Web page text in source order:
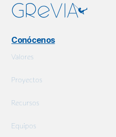
Conócenos
Valores
Proyectos
Recursos
Equipos